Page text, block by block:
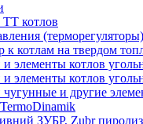
котлов
к котлам на твердом
элементы котлов
и элементы котлов
и другие
ЗУБР, Zubr